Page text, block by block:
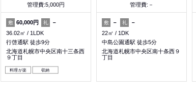
管理費:5,000円
敷 60,000円 礼
－
36.02㎡
1LDK
行啓通駅 徒歩9分
北海道札幌市中央区南十三条西
９丁目
料理が楽 収納
管理費:－
敷 － 礼
－
22㎡
1DK
中島公園通駅 徒歩5分
北海道札幌市中央区南十条西９
丁目